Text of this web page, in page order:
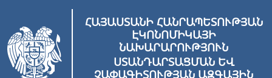
ՀԱՅԱՍՏԱՆԻ ՀԱՆՐԱՊԵՏՈՒԹՅԱՆ
ԷԿՈՆՈՄԻԿԱՅԻ
ՆԱԽԱՐԱՐՈՒԹՅՈՒՆ
ՍՏԱՆԴԱՐՏԱՑՄԱՆ ԵՎ
ՉԱՓԱԳԻՏՈՒԹՅԱՆ ԱԶԳԱՅԻՆ